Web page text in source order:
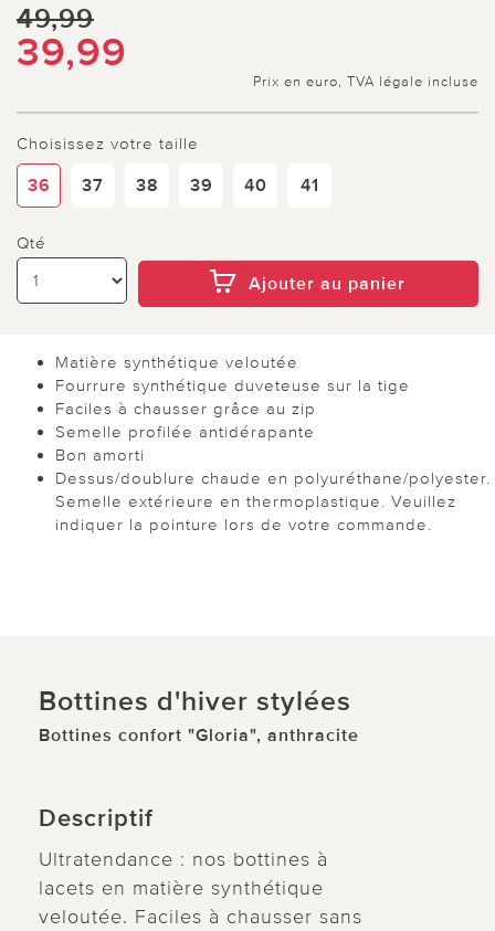
49,99
39,99
Prix en euro, TVA légale incluse
Choisissez votre taille
36 37 38 39 40 41
Qté
Ajouter au panier
Matière synthétique veloutée
Fourrure synthétique duveteuse sur la tige
Faciles à chausser grâce au zip
Semelle profilée antidérapante
Bon amorti
Dessus/doublure chaude en polyuréthane/polyester.
Semelle extérieure en thermoplastique. Veuillez
indiquer la pointure lors de votre commande.
Bottines d'hiver stylées
Bottines confort "Gloria", anthracite
Descriptif
Ultratendance : nos bottines à
lacets en matière synthétique
veloutée. Faciles à chausser sans